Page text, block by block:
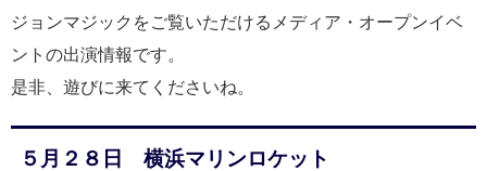
ジョンマジックをご覧いただけるメディア・オープンイベ
ントの出演情報です。
是非、遊びに来てくださいね。
５月２８日 横浜マリンロケット